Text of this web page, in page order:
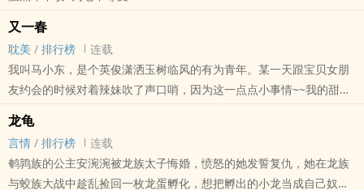
又一春
耽美 / 排行榜
连载
我叫马小东，是个英俊潇洒玉树临风的有为青年。某一天跟宝贝女朋
友约会的时候对着辣妹吹了声口哨，因为这一点点小事情~~我的甜心
阎王殿的天谴科为了弥补错误给我重新找个身体做小王爷。
我的乖乖啊，小王爷居然是个断袖！靠！没有关系，老天把使命交给
我。扭曲的，老子替他纠正过来。干过的缺德事情由老子变成阴德。
龙龟
言情 / 排行榜
连载
鹌鹑族的公主安涴涴被龙族太子悔婚，愤怒的她发誓复仇，她在龙族
与蛟族大战中趁乱捡回一枚龙蛋孵化，想把孵出的小龙当成自己奴